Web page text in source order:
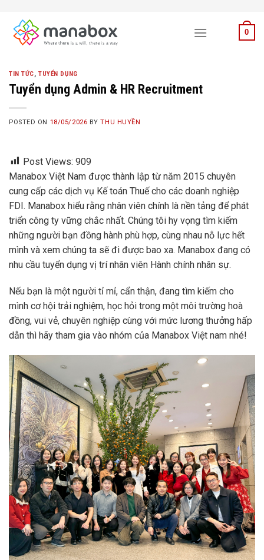
content
0
TIN TỨC,TUYỂN DỤNG
Tuyển dụng Admin & HR Recruitment
POSTED ON 18/05/2026 BYTHU HUYỀN
Post Views: 909
Manabox Việt Nam được thành lập từ năm 2015 chuyên
cung cấp các dịch vụ Kế toán Thuế cho các doanh nghiệp
FDI. Manabox hiểu rằng nhân viên chính là nền tảng để phát
triển công ty vững chắc nhất. Chúng tôi hy vọng tìm kiếm
những người bạn đồng hành phù hợp, cùng nhau nỗ lực hết
mình và xem chúng ta sẽ đi được bao xa. Manabox đang có
nhu cầu tuyển dụng vị trí nhân viên Hành chính nhân sự.
Nếu bạn là một người tỉ mỉ, cẩn thận, đang tìm kiếm cho
mình cơ hội trải nghiệm, học hỏi trong một môi trường hoà
đồng, vui vẻ, chuyên nghiệp cùng với mức lương thưởng hấp
dẫn thì hãy tham gia vào nhóm của Manabox Việt nam nhé!